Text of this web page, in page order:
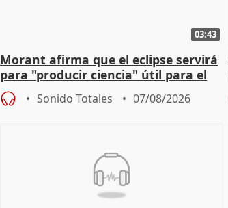
03:43
Morant afirma que el eclipse servirá
para "producir ciencia" útil para el
resto del mundo
Sonido Totales 07/08/2026